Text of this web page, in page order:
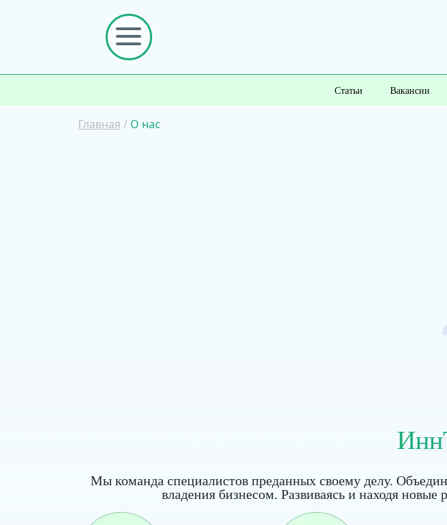
Статьи Вакансии
Главная / О нас
Мы команда специалистов преданных своему делу.
владения бизнесом. Развиваясь и находя